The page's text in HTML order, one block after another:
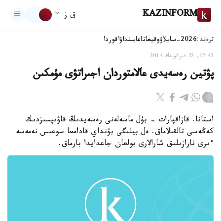
KAZINFORM ق ز
ترەند:2026-سايلاۋ وقيعاتاعايىنداۋاقوردا
12:42, 22 قىركۇيەك 2014
پۋتين رەسەيدى عالامتوردان اجىراتۋى مۇمكىن
استانا. قازاقپارات - بۇل ماسەلەنى رەسەيدىڭ قاۋىپسىزدىك
كەڭەسى تالقىلاماق. ەل بيلىگى بۇنداي قادامعا سوعىس نەمەسە
ءىرى نارازىلىق شارالارى بولعان جاعدايدا بارماق.